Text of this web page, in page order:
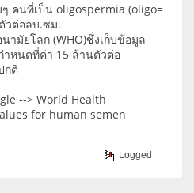
คนที่เป็น oligospermia (oligo=
วต่อลบ.ซม.
ามัยโลก (WHO)ซึ่งเก็บข้อมูล
ำหนดที่ค่า 15 ล้านตัวต่อ
กติ
--> World Health
for human semen
Logged